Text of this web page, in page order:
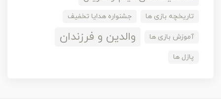
تاریخچه بازی ها جشنواره هدایا تخفیف
آموزش بازی ها والدین و فرزندان
پازل ها